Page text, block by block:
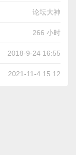
论坛大神
266 小时
2018-9-24 16:55
2021-11-4 15:12